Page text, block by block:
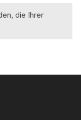
die Ihrer